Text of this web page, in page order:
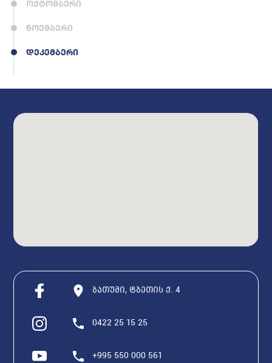
ოქტომბერი
ნოემბერი
დეკემბერი
ბათუმი, ტბეთის ქ. 4
0422 25 15 25
+995 550 000 561